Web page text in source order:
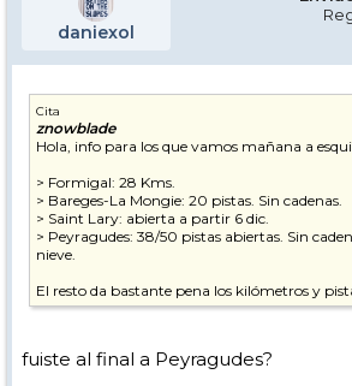
daniexol
Cita
znowblade
Hola, info para los que vamos mañana a
> Formigal: 28 Kms.
> Bareges-La Mongie: 20 pistas. Sin cadenas.
> Saint Lary: abierta a partir 6 dic.
> Peyragudes: 38/50 pistas abiertas. Sin
nieve.
El resto da bastante pena los kilómetros y
fuiste al final a Peyragudes?